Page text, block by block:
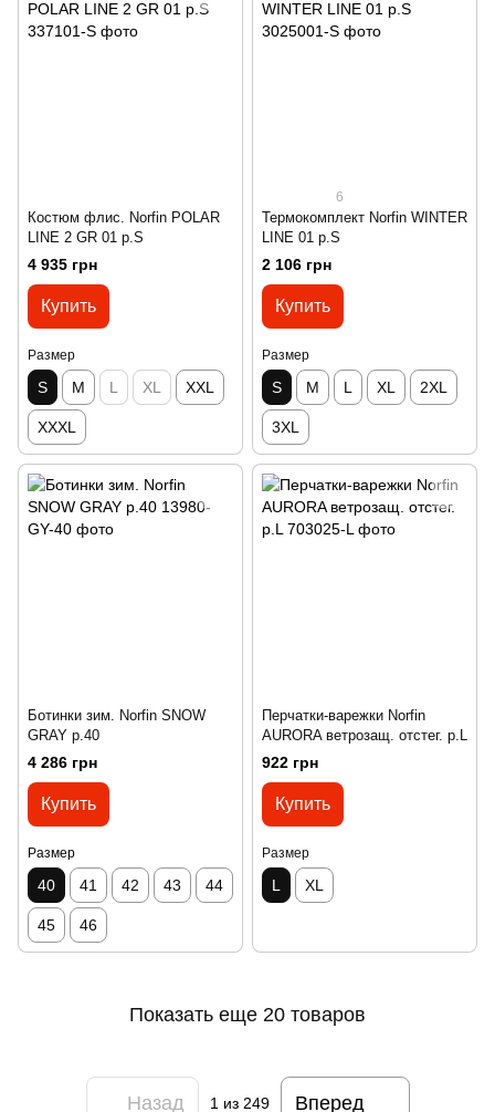
Костюм флис. Norfin POLAR
LINE 2 GR 01 р.S
4 935 грн
Купить
Размер
S M L XL XXL
XXXL
6
Термокомплект Norfin WINTER
LINE 01 р.S
2 106 грн
Купить
Размер
S M L XL 2XL
3XL
Ботинки зим. Norfin SNOW
GRAY р.40
4 286 грн
Купить
Размер
40 41 42 43 44
45 46
Перчатки-варежки Norfin
AURORA ветрозащ. отстег. р.L
922 грн
Купить
Размер
L XL
Показать еще 20 товаров
Назад 1из 249 Вперед